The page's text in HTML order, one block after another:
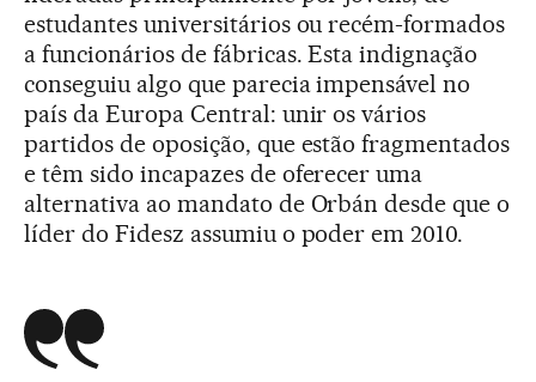
estudantes universitários ou recém-formados
a funcionários de fábricas. Esta indignação
conseguiu algo que parecia impensável no
país da Europa Central: unir os vários
partidos de oposição, que estão fragmentados
e têm sido incapazes de oferecer uma
alternativa ao mandato de Orbán desde que o
líder do Fidesz assumiu o poder em 2010.